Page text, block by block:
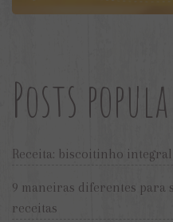
Posts
Receita: biscoitinho
9 maneiras diferentes para
receitas